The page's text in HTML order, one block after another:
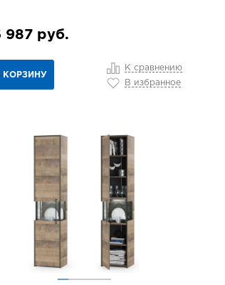
987 руб.
КОРЗИНУ
К сравнению
В избранное